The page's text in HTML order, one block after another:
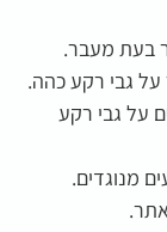
בעת מעבר.
על גבי רקע כהה.
על גבי רקע
מנוגדים.